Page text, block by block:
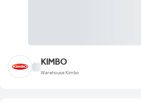
KIMBO
Warehouse Kimbo